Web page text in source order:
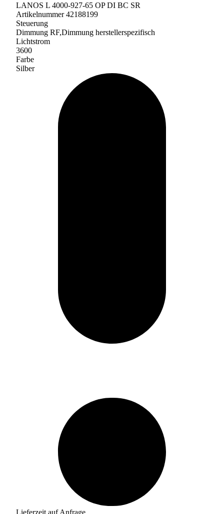
LANOS L 4000-927-65 OP DI BC SR
Artikelnummer 42188199
Steuerung
Dimmung RF,Dimmung herstellerspezifisch
Lichtstrom
3600
Farbe
Silber
Lieferzeit auf Anfrage